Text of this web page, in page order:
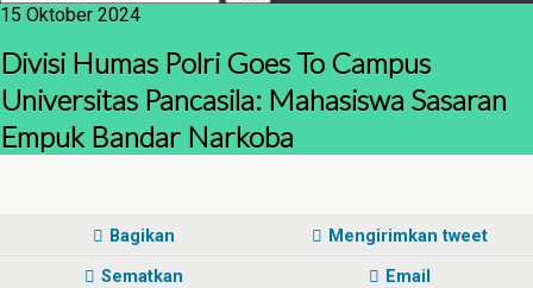
15 Oktober 2024
Divisi Humas Polri Goes To Campus
Universitas Pancasila: Mahasiswa Sasaran
Empuk Bandar Narkoba
Bagikan
Mengirimkan tweet
Sematkan
Email